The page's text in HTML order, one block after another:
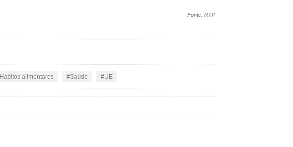
Fonte: RTP
Hábitos alimentares Saúde UE